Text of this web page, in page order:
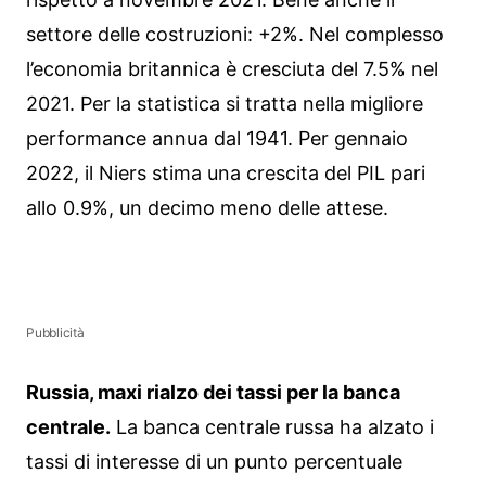
settore delle costruzioni: +2%. Nel complesso
l’economia britannica è cresciuta del 7.5% nel
2021. Per la statistica si tratta nella migliore
performance annua dal 1941. Per gennaio
2022, il Niers stima una crescita del PIL pari
allo 0.9%, un decimo meno delle attese.
Pubblicità
Russia, maxi rialzo dei tassi per la banca
centrale. La banca centrale russa ha alzato i
tassi di interesse di un punto percentuale